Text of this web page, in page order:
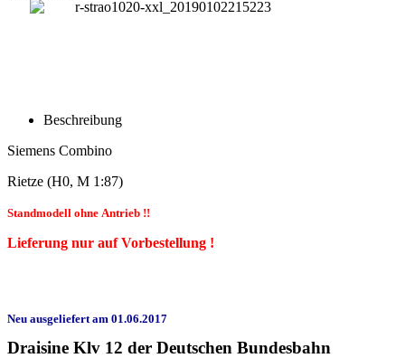
Beschreibung
Siemens Combino
Rietze (H0, M 1:87)
Standmodell ohne Antrieb !!
Lieferung nur auf Vorbestellung !
Neu ausgeliefert am 01.06.2017
Draisine Klv 12 der Deutschen Bundesbahn